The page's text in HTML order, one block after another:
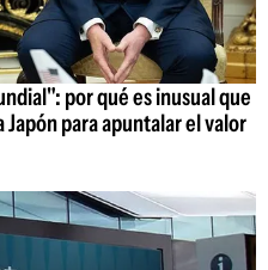
por qué es inusual que
para apuntalar el valor